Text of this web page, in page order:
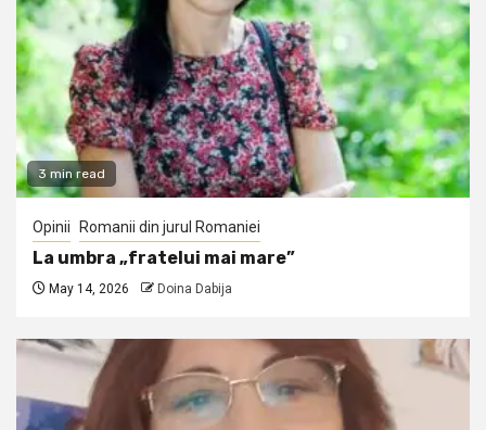
3 min read
Opinii Romanii din jurul Romaniei
La umbra „fratelui mai mare”
May 14, 2026 Doina Dabija